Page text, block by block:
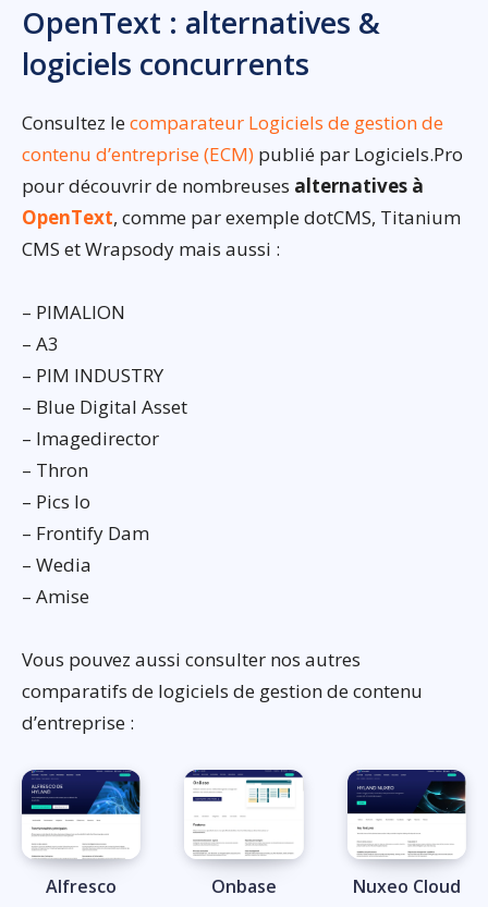
OpenText : alternatives &
logiciels concurrents
Consultez lecomparateur Logiciels de gestion de
contenu d’entreprise (ECM) publié par Logiciels.Pro
pour découvrir de nombreuses alternatives à
OpenText, comme par exemple dotCMS, Titanium
CMS et Wrapsody mais aussi :
– PIMALION
– A3
– PIM INDUSTRY
– Blue Digital Asset
– Imagedirector
– Thron
– Pics Io
– Frontify Dam
– Wedia
– Amise
Vous pouvez aussi consulter nos autres
comparatifs de logiciels de gestion de contenu
d’entreprise :
Alfresco Onbase Nuxeo Cloud